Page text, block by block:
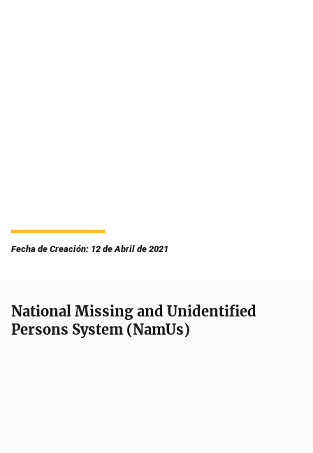
Fecha de Creación: 12 de Abril de 2021
National Missing and Unidentified
Persons System (NamUs)